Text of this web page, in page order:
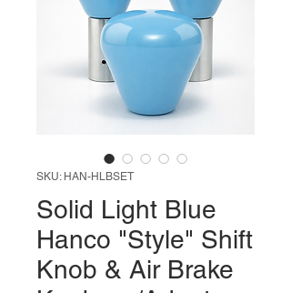
SKU: HAN-HLBSET
Solid Light Blue
Hanco "Style" Shift
Knob & Air Brake